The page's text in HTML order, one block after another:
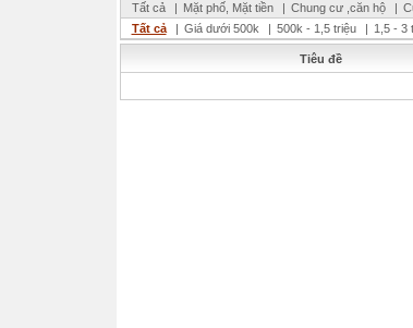
Tất cả
| Mặt phố, Mặt tiền | Chung cư ,căn hộ |
Tất cả
| Giá dưới 500k | 500k - 1,5 triệu | 1,5 - 3
Tiêu đề